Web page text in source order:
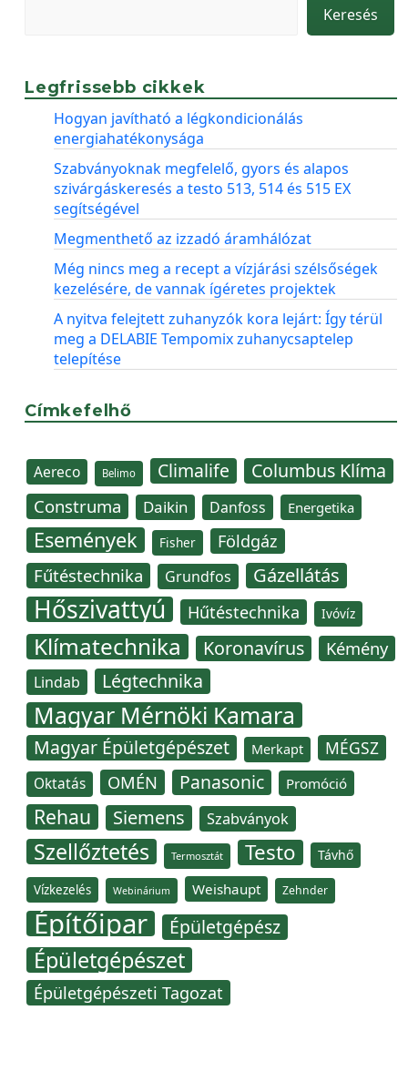
Keresés
Legfrissebb cikkek
Hogyan javítható a légkondicionálás
energiahatékonysága
Szabványoknak megfelelő, gyors és alapos
szivárgáskeresés a testo 513, 514 és 515 EX
segítségével
Megmenthető az izzadó áramhálózat
Még nincs meg a recept a vízjárási szélsőségek
kezelésére, de vannak ígéretes projektek
A nyitva felejtett zuhanyzók kora lejárt: Így térül
meg a DELABIE Tempomix zuhanycsaptelep
telepítése
Címkefelhő
Aereco Belimo Climalife Columbus Klíma
Construma Daikin Danfoss Energetika
Események Fisher Földgáz
Fűtéstechnika Grundfos Gázellátás
Hőszivattyú Hűtéstechnika Ivóvíz
Klímatechnika Koronavírus Kémény
Lindab Légtechnika
Magyar Mérnöki Kamara
Magyar Épületgépészet Merkapt MÉGSZ
Oktatás OMÉN Panasonic Promóció
Rehau Siemens Szabványok
Szellőztetés Termosztát Testo Távhő
Vízkezelés Webinárium Weishaupt Zehnder
Építőipar Épületgépész
Épületgépészet
Épületgépészeti Tagozat